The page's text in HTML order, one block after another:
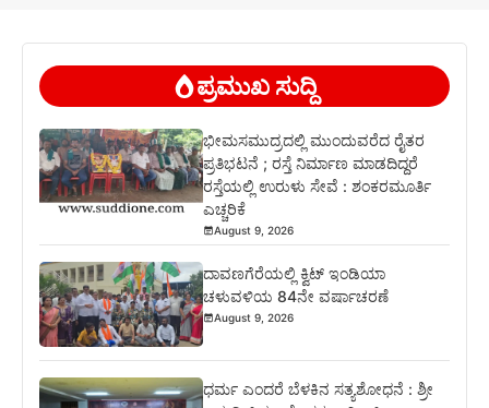
ಪ್ರಮುಖ ಸುದ್ದಿ
ಭೀಮಸಮುದ್ರದಲ್ಲಿ ಮುಂದುವರೆದ ರೈತರ
ಪ್ರತಿಭಟನೆ ; ರಸ್ತೆ ನಿರ್ಮಾಣ ಮಾಡದಿದ್ದರೆ
ರಸ್ತೆಯಲ್ಲಿ ಉರುಳು ಸೇವೆ : ಶಂಕರಮೂರ್ತಿ
ಎಚ್ಚರಿಕೆ
August 9, 2026
ದಾವಣಗೆರೆಯಲ್ಲಿ ಕ್ವಿಟ್ ಇಂಡಿಯಾ
ಚಳುವಳಿಯ 84ನೇ ವರ್ಷಾಚರಣೆ
August 9, 2026
ಧರ್ಮ ಎಂದರೆ ಬೆಳಕಿನ ಸತ್ಯಶೋಧನೆ : ಶ್ರೀ